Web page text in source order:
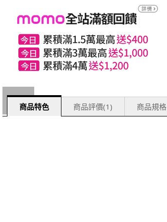
商品特色 商品評價(1) 商品規格